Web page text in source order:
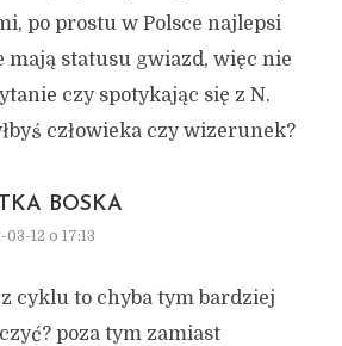
po prostu w Polsce najlepsi
mają statusu gwiazd, więc nie
czy spotykając się z N.
człowieka czy wizerunek?
BOSKA
12 o 17:13
cyklu to chyba tym bardziej
poza tym zamiast